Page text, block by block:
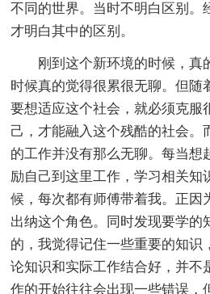
不同的世界。当时不明白区别。
才明白其中的区别。
刚到这个新环境的时候，真
时候真的觉得很累很无聊。但随
要想适应这个社会，就必须克服
己，才能融入这个残酷的社会。
的工作并没有那么无聊。每当想
励自己到这里工作，学习相关知
候，每次都有师傅带着我。正因
出纳这个角色。同时发现要学的
的，我觉得记住一些重要的知识
论知识和实际工作结合好，并不
作的开始往往会出现一些错误，